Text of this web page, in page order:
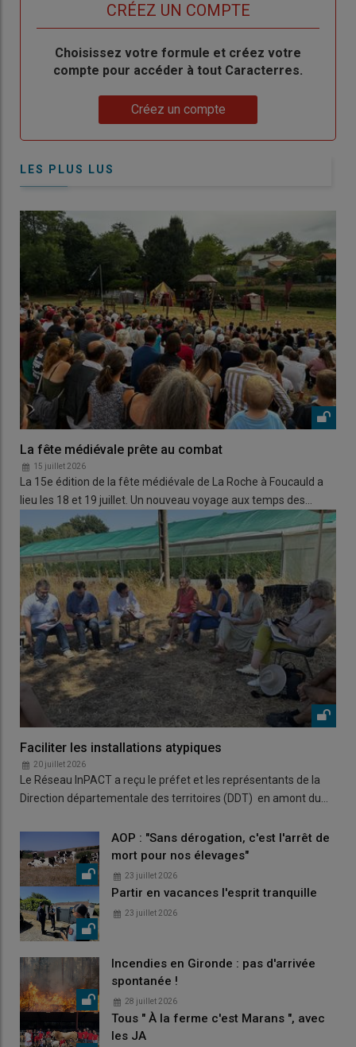
CRÉEZ UN COMPTE
BodyChoisissez votre formule et créez votre
compte pour accéder à tout Caracterres.
Créez un compte
LES PLUS LUS
La fête médiévale prête au combat
15 juillet 2026
La 15e édition de la fête médiévale de La Roche à Foucauld a
lieu les 18 et 19 juillet. Un nouveau voyage aux temps des…
Faciliter les installations atypiques
20 juillet 2026
Le Réseau InPACT a reçu le préfet et les représentants de la
Direction départementale des territoires (DDT) en amont du…
AOP : "Sans dérogation, c'est l'arrêt de
mort pour nos élevages"
23 juillet 2026
Partir en vacances l'esprit tranquille
23 juillet 2026
Incendies en Gironde : pas d'arrivée
spontanée !
28 juillet 2026
Tous " À la ferme c'est Marans ", avec
les JA